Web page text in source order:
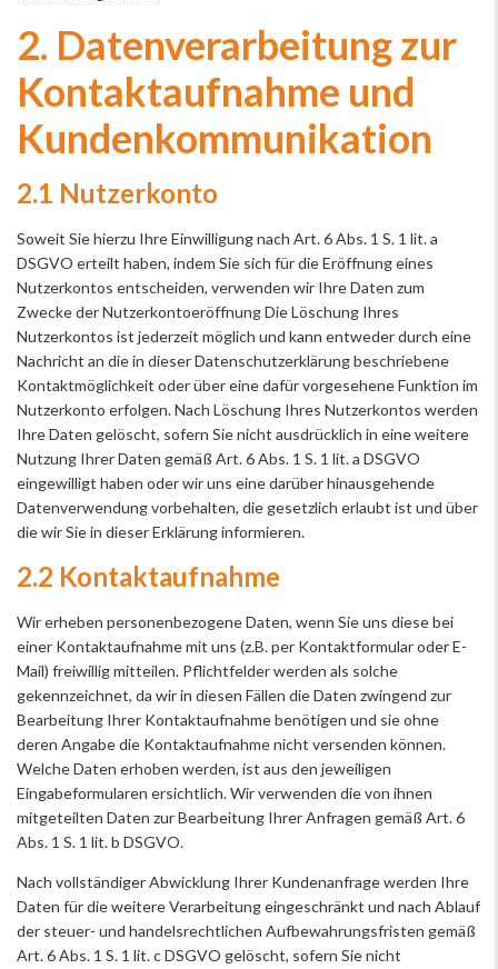
2. Datenverarbeitung zur
Kontaktaufnahme und
Kundenkommunikation
2.1 Nutzerkonto
Soweit Sie hierzu Ihre Einwilligung nach Art. 6 Abs. 1 S. 1 lit. a
DSGVO erteilt haben, indem Sie sich für die Eröffnung eines
Nutzerkontos entscheiden, verwenden wir Ihre Daten zum
Zwecke der Nutzerkontoeröffnung Die Löschung Ihres
Nutzerkontos ist jederzeit möglich und kann entweder durch eine
Nachricht an die in dieser Datenschutzerklärung beschriebene
Kontaktmöglichkeit oder über eine dafür vorgesehene Funktion im
Nutzerkonto erfolgen. Nach Löschung Ihres Nutzerkontos werden
Ihre Daten gelöscht, sofern Sie nicht ausdrücklich in eine weitere
Nutzung Ihrer Daten gemäß Art. 6 Abs. 1 S. 1 lit. a DSGVO
eingewilligt haben oder wir uns eine darüber hinausgehende
Datenverwendung vorbehalten, die gesetzlich erlaubt ist und über
die wir Sie in dieser Erklärung informieren.
2.2 Kontaktaufnahme
Wir erheben personenbezogene Daten, wenn Sie uns diese bei
einer Kontaktaufnahme mit uns (z.B. per Kontaktformular oder E-
Mail) freiwillig mitteilen. Pflichtfelder werden als solche
gekennzeichnet, da wir in diesen Fällen die Daten zwingend zur
Bearbeitung Ihrer Kontaktaufnahme benötigen und sie ohne
deren Angabe die Kontaktaufnahme nicht versenden können.
Welche Daten erhoben werden, ist aus den jeweiligen
Eingabeformularen ersichtlich. Wir verwenden die von ihnen
mitgeteilten Daten zur Bearbeitung Ihrer Anfragen gemäß Art. 6
Abs. 1 S. 1 lit. b DSGVO.
Nach vollständiger Abwicklung Ihrer Kundenanfrage werden Ihre
Daten für die weitere Verarbeitung eingeschränkt und nach Ablauf
der steuer- und handelsrechtlichen Aufbewahrungsfristen gemäß
Art. 6 Abs. 1 S. 1 lit. c DSGVO gelöscht, sofern Sie nicht